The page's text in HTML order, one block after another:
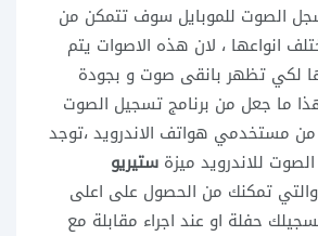
الصوت للموبايل سوف تتمكن من
انواعها ، لان هذه الاصوات يتم
لكي تظهر بانقى صوت و بجودة
ما جعل من برنامج تسجيل الصوت
من مستخدمي هواتف الاندرويد ،توجد
للاندرويد ميزة ستيريو
STM10 والتي تمكنك من الحصول على اعلى
حفلة او عند اجراء مقابلة مع